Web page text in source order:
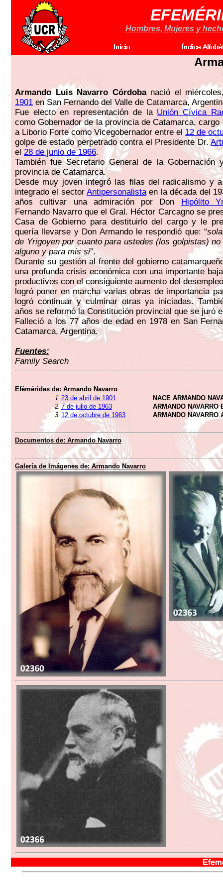
Hombres, Mujeres y
Armando Luis Navarro Córdobanació el
1901 en San Fernando del Valle de Catamarca,
Fue electo en representación de la Unión Cívica
como Gobernador de la provincia de Catamarca, cargo
a Liborio Forte como Vicegobernador entre el12 de
golpe de estado perpetrado contra el Presidente Dr.
el 28 de junio de 1966.
También fue Secretario General de la Gobernación
provincia de Catamarca.
Desde muy joven integró las filas del radicalismo y
integrado el sectorAntipersonalistaen la década del
años cultivar una admiración por Don Hipólito
Fernando Navarro que el Gral. Héctor Carcagno se
Casa de Gobierno para destituirlo del cargo y le
quería llevarse y Don Armando le respondió que: “
de Yrigoyen por cuanto para ustedes (los golpistas)
alguno y para mis si”.
Durante su gestión al frente del gobierno
una profunda crisis económica con una importante
productivos con el consiguiente aumento del
logró poner en marcha varias obras de importancia
logró continuar y culminar otras ya iniciadas.
años se reformó la Constitución provincial que se juró
Falleció a los 77 años de edad en 1978 en San
Catamarca, Argentina.
Fuentes:
Family Search
Efémérides de: Armando Navarro
1. 23 de abril de 1901
NACE ARMANDO
2. 7 de julio de 1963
ARMANDO NAVARRO
3. 12 de octubre de 1963 ARMANDO NAVARRO
Documentos de: Armando Navarro
Galería de Imágenes de: Armando Navarro